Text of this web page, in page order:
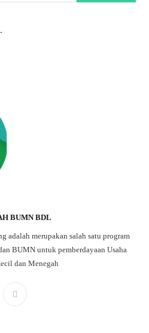
BUMN BDL
adalah merupakan salah satu program
BUMN untuk pemberdayaan Usaha
dan Menegah